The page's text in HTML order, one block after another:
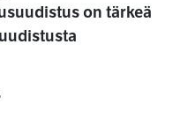
on tärkeä